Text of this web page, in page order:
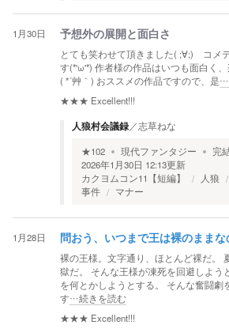
1月30日 予想外の展開と面白さ
とても笑わせて頂きました( ;∀;) コメ
す(*'ω'*) 作者様の作品はいつも面白く
( *´艸｀) おススメの作品ですので、是…
★★★ Excellent!!!
人狼村会議録／志草ねな
★102 現代ファンタジー 完
2026年1月30日 12:13更新
カクヨムコン11【短編】
人狼
事件
マナー
1月28日 問おう、いつまで王は裸のままな
裸の王様。文字通り、ほとんど裸だ。
獄だ。 そんな王様が凍死を回避しよう
を何とかしようとする。 そんな奮闘劇
す…続きを読む
★★★ Excellent!!!